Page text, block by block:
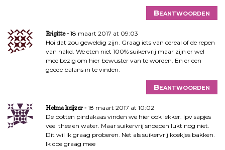
Beantwoorden
Brigitte
18 maart 2017 at 09:03
Hoi dat zou geweldig zijn. Graag iets van cereal of de repen
van nakd. We eten niet 100% suikervrij maar zijn er wel
mee bezig om hier bewuster van te worden. En er een
goede balans in te vinden.
Beantwoorden
Helma keijzer
18 maart 2017 at 10:02
De potten pindakaas vinden we hier ook lekker. Ipv sapjes
veel thee en water. Maar suikervrij snoepen lukt nog niet.
Dit wil ik graag proberen. Net als suikervrij koekjes bakken.
Ik doe graag mee